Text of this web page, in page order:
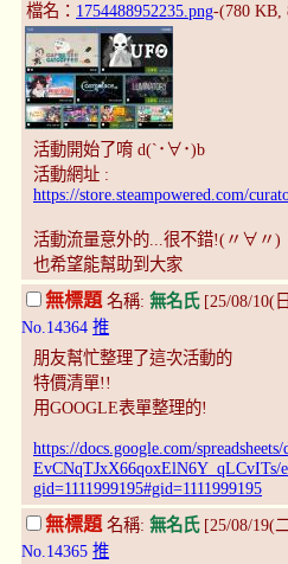
檔名： 1754488952235.png-(780 KB,
活動開始了唷 d(`･∀･)b
活動網址 :
https://store.steampowered.com/
活動流量意外的...很不錯!(〃∀〃)
也希望能幫助到大家
無標題 名稱: 無名氏[25/08/10(
No.14364 推
朋友幫忙整理了這次活動的
特價清單!!
用GOOGLE表單整理的!
https://docs.google.com/
EvCNqTJxX66qoxElN6Y_qLCvITs/
gid=1111999195#gid=1111999195
無標題 名稱: 無名氏[25/08/19(
No.14365 推